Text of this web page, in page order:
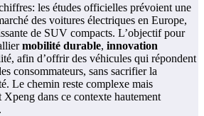
les études officielles prévoient une
des voitures électriques en Europe,
de SUV compacts. L’objectif pour
mobilité durable, innovation
afin d’offrir des véhicules qui répondent
consommateurs, sans sacrifier la
Le chemin reste complexe mais
dans ce contexte hautement